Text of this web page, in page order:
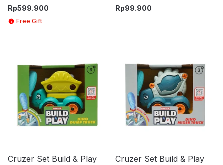
Building Bricks - Mix
Rp599.900
Free Gift
Rp99.900
Cruzer Set Build & Play
Cruzer Set Build & Play